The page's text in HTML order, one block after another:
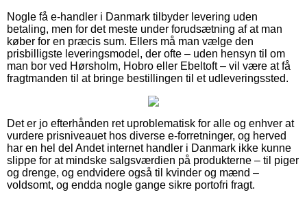
Nogle få e-handler i Danmark tilbyder levering uden
betaling, men for det meste under forudsætning af at man
køber for en præcis sum. Ellers må man vælge den
prisbilligste leveringsmodel, der ofte – uden hensyn til om
man bor ved Hørsholm, Hobro eller Ebeltoft – vil være at få
fragtmanden til at bringe bestillingen til et udleveringssted.
Det er jo efterhånden ret uproblematisk for alle og enhver at
vurdere prisniveauet hos diverse e-forretninger, og herved
har en hel del Andet internet handler i Danmark ikke kunne
slippe for at mindske salgsværdien på produkterne – til piger
og drenge, og endvidere også til kvinder og mænd –
voldsomt, og endda nogle gange sikre portofri fragt.